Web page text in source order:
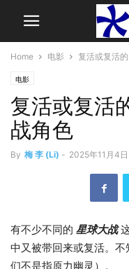
Home 电影 复活或复活
电影
复活或复活
战角色
By 梅 李 (Li) - 2025年11月4日
有不少不同的 星球大战
中又被带回来或复活。
们不是指原力幽灵）。